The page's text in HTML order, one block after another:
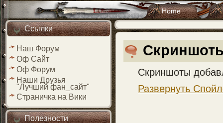
Home
Ссылки
Наш Форум
Оф Сайт
Оф Форум
Наши Друзья
"Лучший фан_сайт"
Страничка на Вики
Полезности
Скриншоты
Развернуть